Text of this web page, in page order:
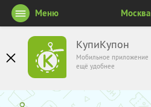
КупиКупон
Мобильное приложение
ещё удобнее
Меню Москва